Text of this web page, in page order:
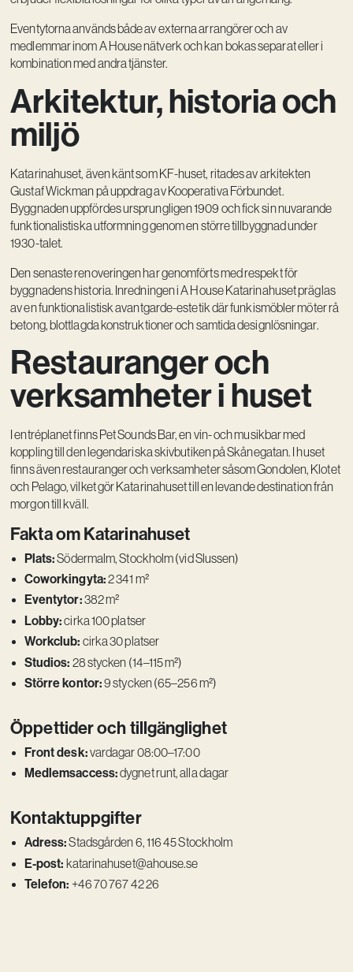
Eventytorna används både av externa arrangörer och av
medlemmar inom A House nätverk och kan bokas separat eller i
kombination med andra tjänster.
Arkitektur, historia och
miljö
Katarinahuset, även känt som KF-huset, ritades av arkitekten
Gustaf Wickman på uppdrag av Kooperativa Förbundet.
Byggnaden uppfördes ursprungligen 1909 och fick sin nuvarande
funktionalistiska utformning genom en större tillbyggnad under
1930-talet.
Den senaste renoveringen har genomförts med respekt för
byggnadens historia. Inredningen i A House Katarinahuset präglas
av en funktionalistisk avantgarde-estetik där funkismöbler möter rå
betong, blottlagda konstruktioner och samtida designlösningar.
Restauranger och
verksamheter i huset
I entréplanet finns Pet Sounds Bar, en vin- och musikbar med
koppling till den legendariska skivbutiken på Skånegatan. I huset
finns även restauranger och verksamheter såsom Gondolen, Klotet
och Pelago, vilket gör Katarinahuset till en levande destination från
morgon till kväll.
Fakta om Katarinahuset
Plats:Södermalm, Stockholm (vid Slussen)
Coworkingyta:2 341 m²
Eventytor:382 m²
Lobby:cirka 100 platser
Workclub: cirka 30 platser
Studios: 28 stycken (14–115 m²)
Större kontor:9 stycken (65–256 m²)
Öppettider och tillgänglighet
Front desk:vardagar 08:00–17:00
Medlemsaccess:dygnet runt, alla dagar
Kontaktuppgifter
Adress:Stadsgården 6, 116 45 Stockholm
E-post: katarinahuset@ahouse.se
Telefon: +46 70 767 42 26